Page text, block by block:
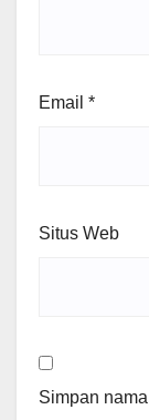
Email *
Situs Web
Simpan